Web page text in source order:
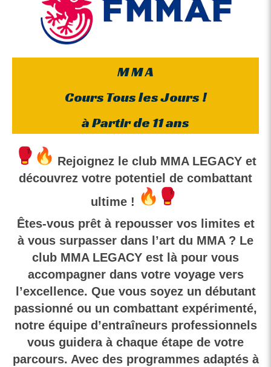
M M A
Cours Tous les Jours !
à Partir de 11 ans
Rejoignez le club MMA LEGACY et
découvrez votre potentiel de combattant
ultime !
Êtes-vous prêt à repousser vos limites et
à vous surpasser dans l’art du MMA ? Le
club MMA LEGACY est là pour vous
accompagner dans votre voyage vers
l’excellence. Que vous soyez un débutant
passionné ou un combattant expérimenté,
notre équipe d’entraîneurs professionnels
vous guidera à chaque étape de votre
parcours. Avec des programmes adaptés à